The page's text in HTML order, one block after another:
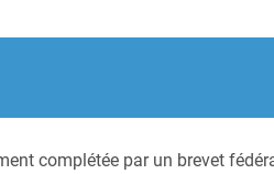
complétée par un brevet